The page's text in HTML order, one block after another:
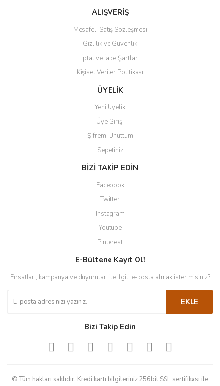
ALIŞVERİŞ
Mesafeli Satış Sözleşmesi
Gizlilik ve Güvenlik
İptal ve İade Şartları
Kişisel Veriler Politikası
ÜYELİK
Yeni Üyelik
Üye Girişi
Şifremi Unuttum
Sepetiniz
BİZİ TAKİP EDİN
Facebook
Twitter
Instagram
Youtube
Pinterest
E-Bültene Kayıt Ol!
Fırsatları, kampanya ve duyuruları ile ilgili e-posta almak ister misiniz?
EKLE
Bizi Takip Edin
© Tüm hakları saklıdır. Kredi kartı bilgileriniz 256bit SSL sertifikası ile